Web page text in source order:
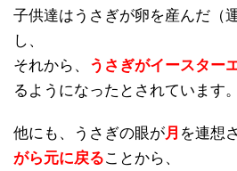
子供達はうさぎが卵を産んだ（
し、
それから、
うさぎがイースター
るようになったとされています。
他にも、うさぎの眼が月 を連想
がら元に戻ることから、